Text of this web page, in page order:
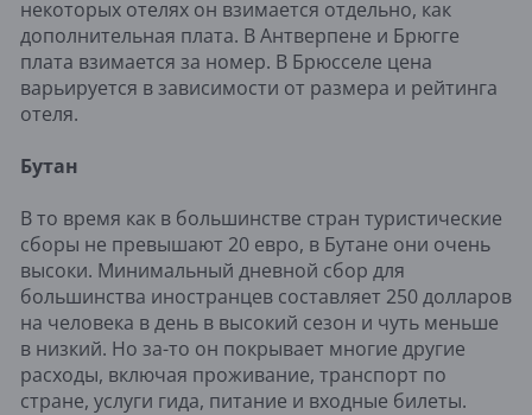
некоторых отелях он взимается отдельно, как
дополнительная плата. В Антверпене и Брюгге
плата взимается за номер. В Брюсселе цена
варьируется в зависимости от размера и рейтинга
отеля.
Бутан
В то время как в большинстве стран туристические
сборы не превышают 20 евро, в Бутане они очень
высоки. Минимальный дневной сбор для
большинства иностранцев составляет 250 долларов
на человека в день в высокий сезон и чуть меньше
в низкий. Но за-то он покрывает многие другие
расходы, включая проживание, транспорт по
стране, услуги гида, питание и входные билеты.